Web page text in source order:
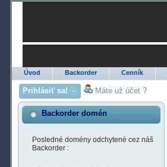
Úvod Backorder Cenník
Prihlásiť sa! Máte už účet ?
Backorder domén
Posledné domény odchytené cez náš
Backorder :